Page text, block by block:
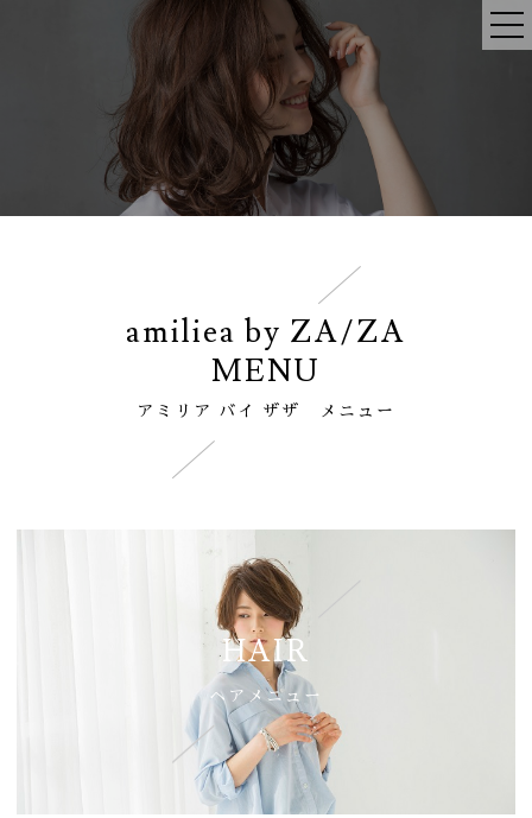
amiliea by ZA/ZA
MENU
アミリア バイ ザザ メニュー
HAIR
ヘアメニュー